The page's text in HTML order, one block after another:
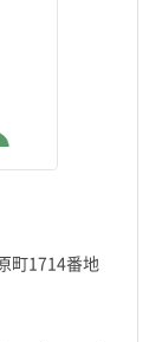
町1714番地